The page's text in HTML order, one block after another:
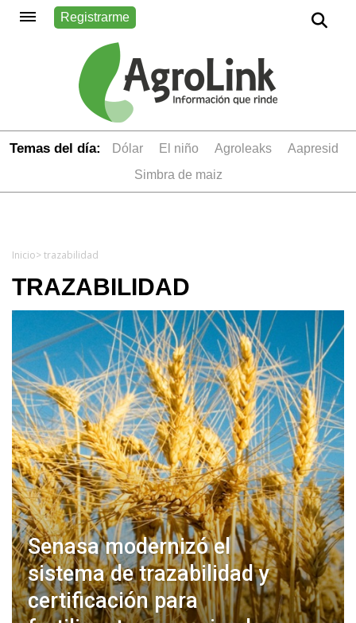
Registrarme
Temas del día: dólar el niño Agroleaks
aapresid
simbra de maiz
Inicio> trazabilidad
TRAZABILIDAD
Senasa modernizó el
sistema de trazabilidad y
certificación para